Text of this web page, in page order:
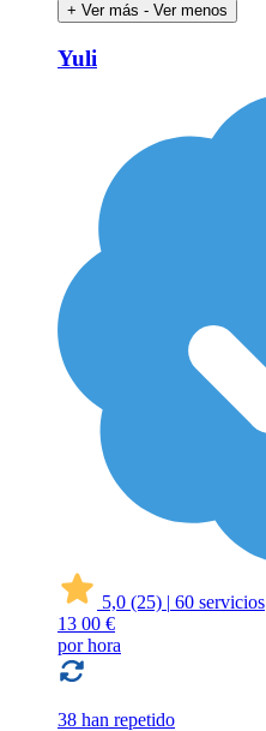
+ Ver más - Ver menos
Yuli
5,0 (25) | 60 servicios
13 00 €
por hora
38 han repetido